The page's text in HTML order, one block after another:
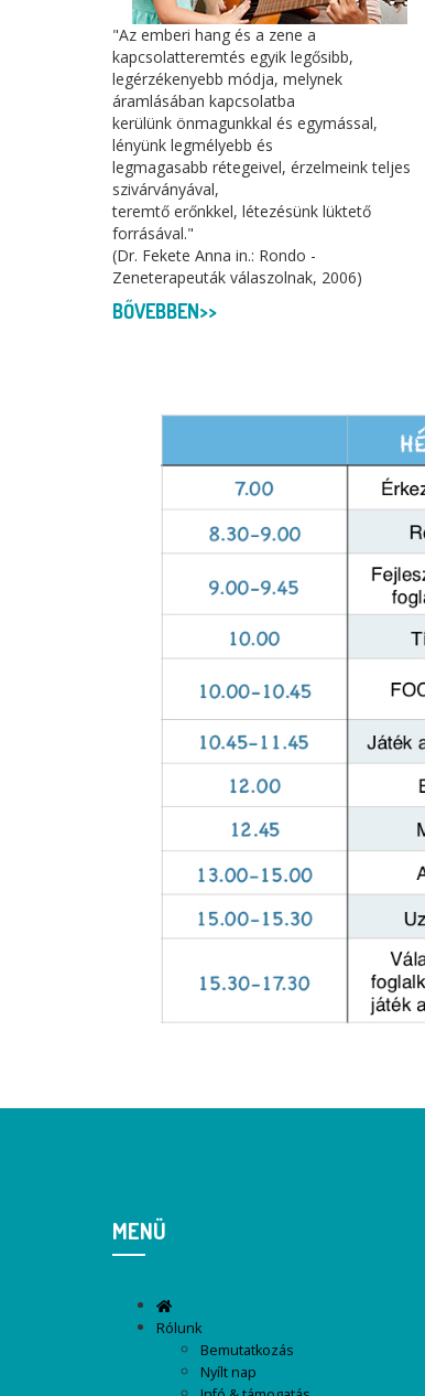
"Az emberi hang és a zene a
kapcsolatteremtés egyik legősibb,
legérzékenyebb módja, melynek
áramlásában kapcsolatba
kerülünk önmagunkkal és egymással,
lényünk legmélyebb és
legmagasabb rétegeivel, érzelmeink teljes
szivárványával,
teremtő erőnkkel, létezésünk lüktető
forrásával."
(Dr. Fekete Anna in.: Rondo -
Zeneterapeuták válaszolnak, 2006)
BŐVEBBEN>>
MENÜ
Rólunk
Bemutatkozás
Nyílt nap